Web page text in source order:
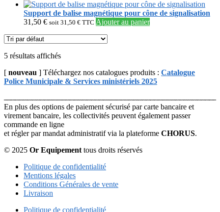
Support de balise magnétique pour cône de signalisation
31,50 € soit 31,50 € TTC Ajouter au panier
5 résultats affichés
[ nouveau ] Téléchargez nos catalogues produits : Catalogue
Police Municipale & Services ministériels 2025
En plus des options de paiement sécurisé par carte bancaire et
virement bancaire, les collectivités peuvent également passer
commande en ligne
et régler par mandat administratif via la plateforme CHORUS.
© 2025 Or Equipement tous droits réservés
Politique de confidentialité
Mentions légales
Conditions Générales de vente
Livraison
Politique de confidentialité